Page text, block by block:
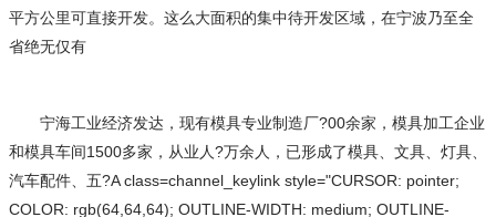
平方公里可直接开发。这么大面积的集中待开发区域，在宁波乃至全
省绝无仅有
宁海工业经济发达，现有模具专业制造厂?00余家，模具加工企业
和模具车间1500多家，从业人?万余人，已形成了模具、文具、灯具、
汽车配件、五?A class=channel_keylink style="CURSOR: pointer;
COLOR: rgb(64,64,64); OUTLINE-WIDTH: medium; OUTLINE-